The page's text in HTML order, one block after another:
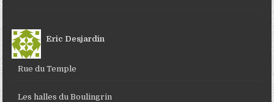
Eric Desjardin
Rue du Temple
Les halles du Boulingrin